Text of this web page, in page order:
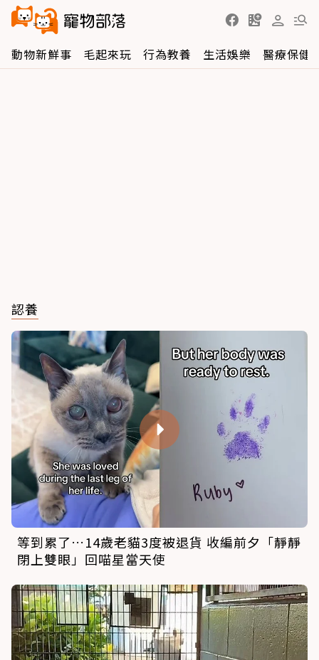
動物新鮮事 毛起來玩 行為教養 生活娛樂 醫療保健
認養
等到累了…14歲老貓3度被退貨 收編前夕「靜靜
閉上雙眼」回喵星當天使